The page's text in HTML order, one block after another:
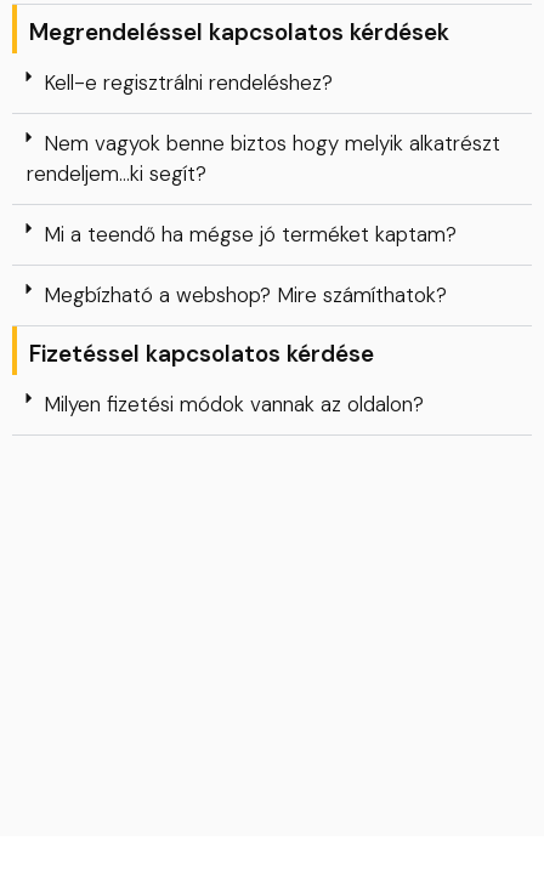
Megrendeléssel kapcsolatos kérdések
Kell-e regisztrálni rendeléshez?
Nem vagyok benne biztos hogy melyik alkatrészt
rendeljem…ki segít?
Mi a teendő ha mégse jó terméket kaptam?
Megbízható a webshop? Mire számíthatok?
Fizetéssel kapcsolatos kérdése
Milyen fizetési módok vannak az oldalon?